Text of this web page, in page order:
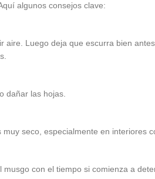
algunos consejos clave:
Luego deja que escurra bien
dañar las hojas.
seco, especialmente en interiores
con el tiempo si comienza a